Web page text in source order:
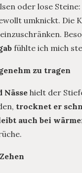
oder lose
umknickt. Die
fühlte ich mich
zu tragen
Nässe hielt der
trocknet er
auch bei